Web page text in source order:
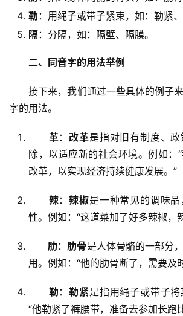
勒 ：用绳子或带子紧束，如：勒紧、
隔：分隔，如：隔壁、隔膜。
二、同音字的用法举例
接下来，我们通过一些具体的例子
字的用法。
革：改革是指对旧有制度、
除，以适应新的社会环境。例如：
改革，以实现经济持续健康发展。”
辣：辣椒是一种常见的调味
性。例如：“这道菜加了好多辣椒，
肋 ：肋骨是人体骨骼的一部分
用。例如：“他的肋骨断了，需要及
勒 ：勒紧是指用绳子或带子将
“他勒紧了裤腰带，准备去参加长跑